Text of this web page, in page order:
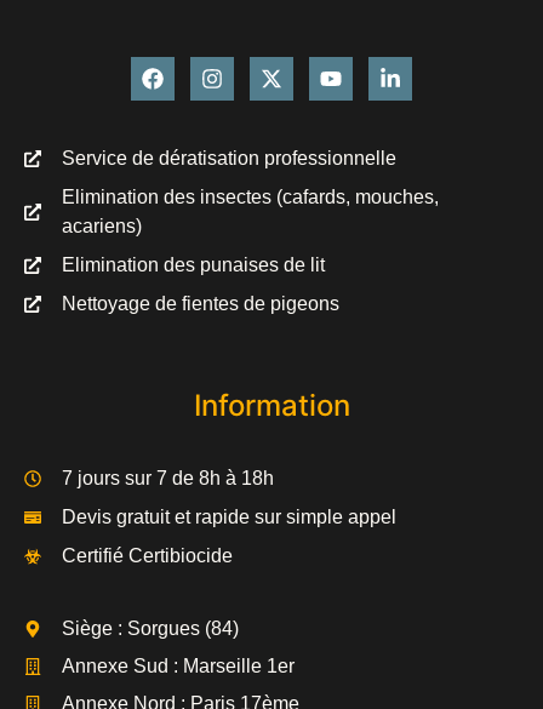
Service de dératisation professionnelle
Elimination des insectes (cafards, mouches,
acariens)
Elimination des punaises de lit
Nettoyage de fientes de pigeons
Information
7 jours sur 7 de 8h à 18h
Devis gratuit et rapide sur simple appel
Certifié Certibiocide
Siège : Sorgues (84)
Annexe Sud : Marseille 1er
Annexe Nord : Paris 17ème